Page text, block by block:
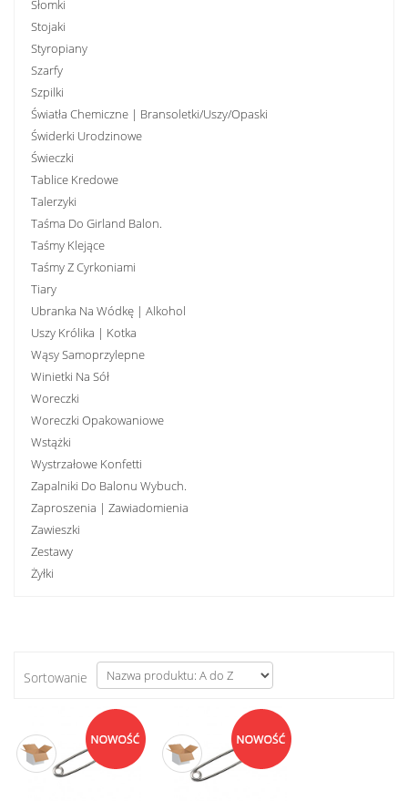
Słomki
Stojaki
Styropiany
Szarfy
Szpilki
Światła Chemiczne | Bransoletki/uszy/opaski
Świderki Urodzinowe
Świeczki
Tablice Kredowe
Talerzyki
Taśma Do Girland Balon.
Taśmy Klejące
Taśmy Z Cyrkoniami
Tiary
Ubranka Na Wódkę | Alkohol
Uszy Królika | Kotka
Wąsy Samoprzylepne
Winietki Na Sół
Woreczki
Woreczki Opakowaniowe
Wstążki
Wystrzałowe Konfetti
Zapalniki Do Balonu Wybuch.
Zaproszenia | Zawiadomienia
Zawieszki
Zestawy
Żyłki
Sortowanie